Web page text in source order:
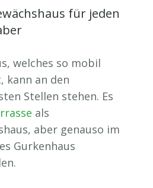
für jeden
welches so mobil
kann an den
Stellen stehen. Es
als
aber genauso im
Gurkenhaus